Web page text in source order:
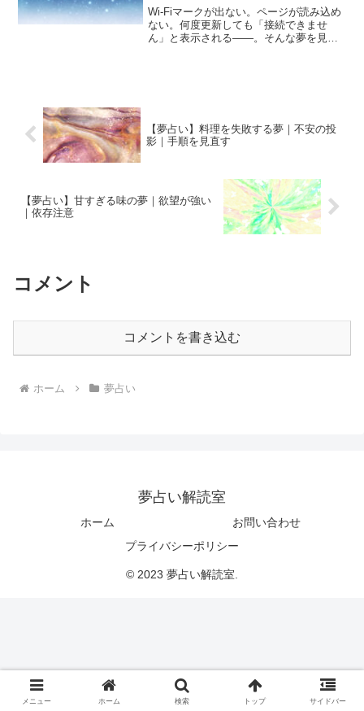
Wi-Fiマークが出ない。ページが読み込め
ない。何度更新しても「接続できませ
ん」と表示される——。そんな夢を見
【夢占い】料理を失敗する夢｜不安の投
影｜手順を見直す
【夢占い】甘すぎる味の夢｜欲望が強い
｜依存注意
コメント
コメントを書き込む
ホーム 夢占い
夢占い解読室
ホーム
お問い合わせ
プライバシーポリシー
© 2023 夢占い解読室.
メニュー ホーム 検索 トップ サイドバー